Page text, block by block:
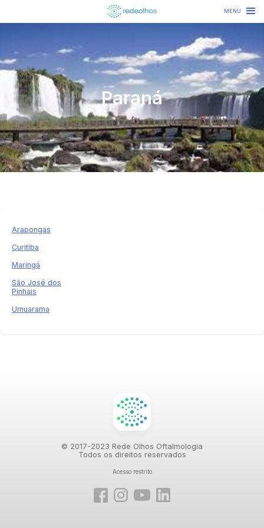
MENU
Paraná
Arapongas
Curitiba
Maringá
São José dos
Pinhais
Umuarama
© 2017-2023 Rede Olhos Oftalmologia
Todos os direitos reservados
Acesso restrito